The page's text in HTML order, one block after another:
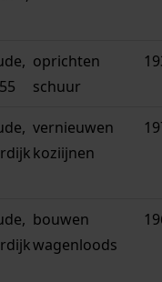
oprichten
schuur
vernieuwen
koziijnen
bouwen
wagenloods